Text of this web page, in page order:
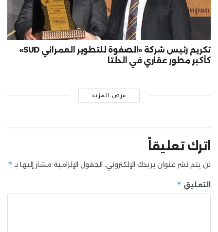
تكريم رئيس شركة «الصفوة للتطوير العمراني SUD»
كأكبر مطور عقاري في الدلتا
عرض المزيد
اترك تعليقاً
لن يتم نشر عنوان بريدك الإلكتروني. الحقول الإلزامية مشار إليها بـ *
التعليق *